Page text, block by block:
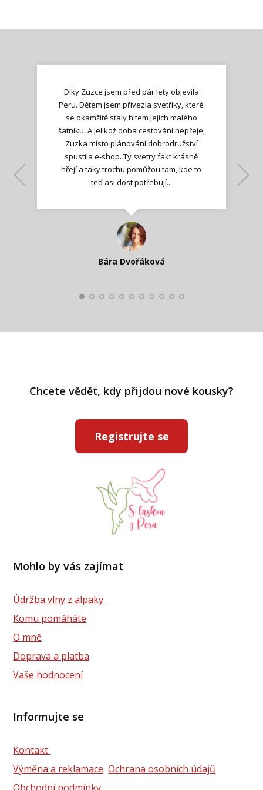
Díky Zuzce jsem před pár lety objevila
Peru. Dětem jsem přivezla svetříky, které
se okamžitě staly hitem jejich malého
šatníku. A jelikož doba cestování nepřeje,
Zuzka místo plánování dobrodružství
spustila e-shop. Ty svetry fakt krásně
hřejí a taky trochu pomůžou tam, kde to
teď asi dost potřebují...
Bára Dvořáková
Jana T.
Kateřina Veleta Štěpánová
Ilona M.
Lenka K.
Nadšená zpráva
Katka Perháčová
Smolková
Lenka K.
Chcete vědět, kdy přijdou nové kousky?
Registrujte se
Mohlo by vás zajímat
Údržba vlny z alpaky
Komu pomáháte
O mně
Doprava a platba
Vaše hodnocení
Informujte se
Kontakt
Výměna a reklamace Ochrana osobních údajů